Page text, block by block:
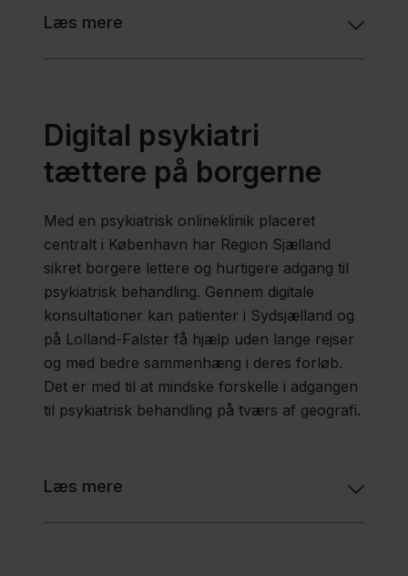
Læs mere
Digital psykiatri
tættere på borgerne
Med en psykiatrisk onlineklinik placeret
centralt i København har Region Sjælland
sikret borgere lettere og hurtigere adgang til
psykiatrisk behandling. Gennem digitale
konsultationer kan patienter i Sydsjælland og
på Lolland-Falster få hjælp uden lange rejser
og med bedre sammenhæng i deres forløb.
Det er med til at mindske forskelle i adgangen
til psykiatrisk behandling på tværs af geografi.
Læs mere